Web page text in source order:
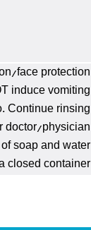
face protection
induce vomiting
Continue rinsing
doctor/physician
soap and water
closed container